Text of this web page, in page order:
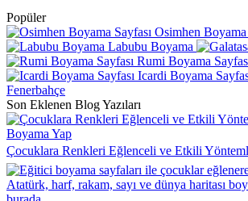
Popüler
Osimhen Boyama
Labubu Boyama
Rumi Boyama
Icardi Boyama
Fenerbahçe
Son Eklenen Blog Yazıları
Çocuklara Renkleri Eğlenceli ve Etkili